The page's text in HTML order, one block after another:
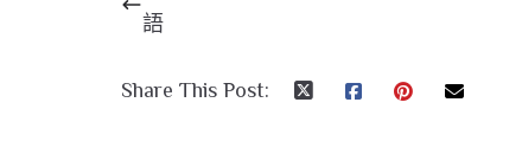
語
Share This Post: